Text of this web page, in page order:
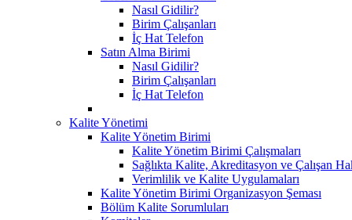
Nasıl Gidilir?
Birim Çalışanları
İç Hat Telefon
Satın Alma Birimi
Nasıl Gidilir?
Birim Çalışanları
İç Hat Telefon
Kalite Yönetimi
Kalite Yönetim Birimi
Kalite Yönetim Birimi Çalışmaları
Sağlıkta Kalite, Akreditasyon ve Çalışan
Verimlilik ve Kalite Uygulamaları
Kalite Yönetim Birimi Organizasyon Şeması
Bölüm Kalite Sorumluları